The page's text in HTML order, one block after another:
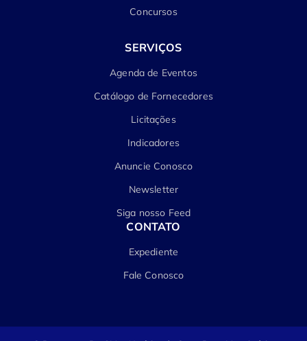
Concursos
SERVIÇOS
Agenda de Eventos
Catálogo de Fornecedores
Licitações
Indicadores
Anuncie Conosco
Newsletter
Siga nosso Feed
CONTATO
Expediente
Fale Conosco